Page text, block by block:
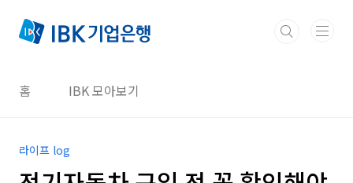
홈 IBK 모아보기
라이프 log